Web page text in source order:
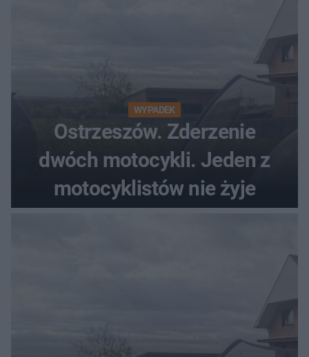
WYPADEK
Ostrzeszów. Zderzenie
dwóch motocykli. Jeden z
motocyklistów nie żyje